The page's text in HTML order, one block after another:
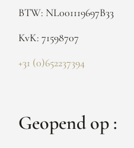
BTW: NL001119697B33
KvK: 71598707
+31 (0)652237394
Geopend op :